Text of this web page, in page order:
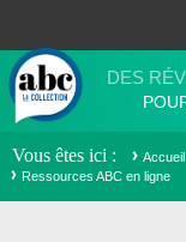
DES
Vous êtes ici Accueil
Ressources ABC en ligne